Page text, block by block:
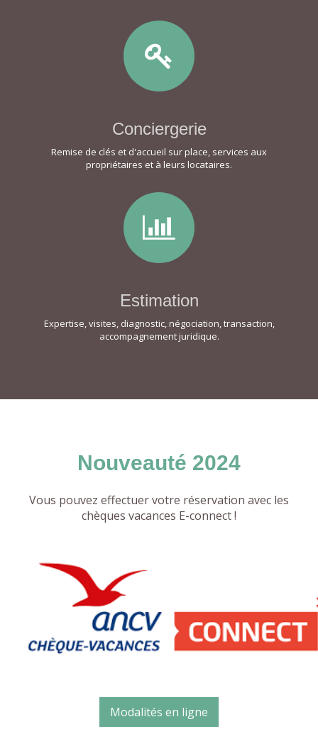
Conciergerie
Remise de clés et d'accueil sur place, services aux
propriétaires et à leurs locataires.
Estimation
Expertise, visites, diagnostic, négociation, transaction,
accompagnement juridique.
Nouveauté 2024
Vous pouvez effectuer votre réservation avec les
chèques vacances E-connect !
Modalités en ligne